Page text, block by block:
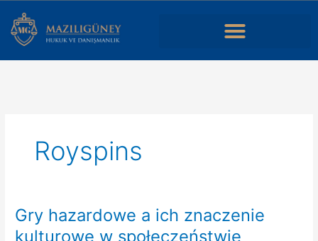
atla
Royspins
Gry hazardowe a ich znaczenie
kulturowe w społeczeństwie
Gry
hazardowe